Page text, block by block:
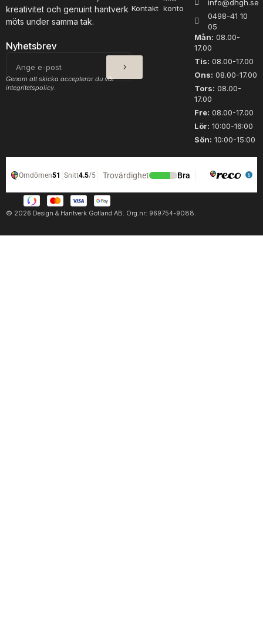
kreativitet och genuint hantverk
möts under samma tak.
Nyhetsbrev
post
SKICKA
Genom att skicka accepterar du vår
integritetspolicy.
Kontakt konto
info@dhgh.se
0498-41 10
05
Mån: 08.00-
17.00
Tis: 08.00-17.00
Ons: 08.00-17.00
Tors: 08.00-
17.00
Fre: 08.00-17.00
Lör: 10:00-16:00
Sön: 10:00-15:00
© 2026 Design & Hantverk Gotland AB. Org.nr: 969754-9088.